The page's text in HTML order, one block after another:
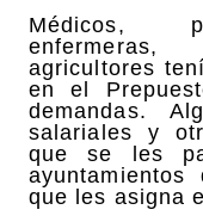
Médicos,
agricultores
en el
demandas.
salariales y
que se les
que les asigna